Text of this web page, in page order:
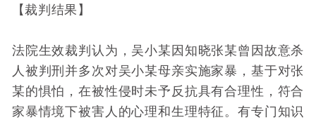
【裁判结果】
法院生效裁判认为，吴小某因知晓张某曾因故意杀
人被判刑并多次对吴小某母亲实施家暴，基于对张
某的惧怕，在被性侵时未予反抗具有合理性，符合
家暴情境下被害人的心理和生理特征。有专门知识